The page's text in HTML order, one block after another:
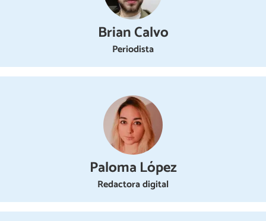
Brian Calvo
Periodista
Paloma López
Redactora digital